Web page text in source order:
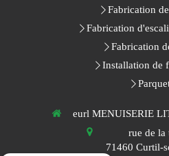
Fabrication
Fabrication
Fabrication
Installation de
eurl MENUISERIE
rue de la
71460 Curtil-